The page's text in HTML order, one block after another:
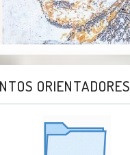
ORIENTADORES